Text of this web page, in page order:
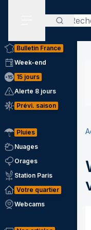
Bulletin France
Week-end
15 jours
Alerte 8 jours
Prévi. saison
Pluies
Nuages
Orages
Station Paris
Votre quartier
Webcams